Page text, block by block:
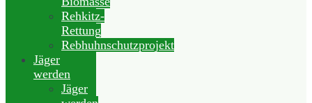
Rehkitz-
Rettung
Rebhuhnschutzprojekt
Jäger
werden
Jäger